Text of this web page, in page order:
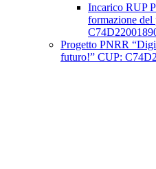
Incarico RUP
formazione del
Progetto PNRR
futuro!” CUP: